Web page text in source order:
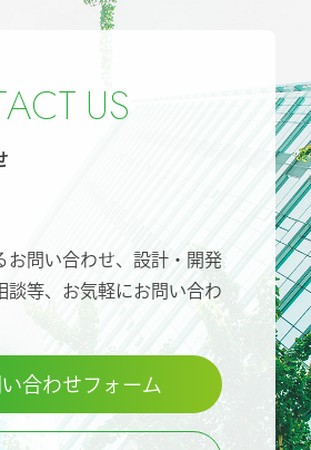
ACT US
お問い合わせ、設計・開発
談等、 お気軽にお問い合わ
合わせフォーム